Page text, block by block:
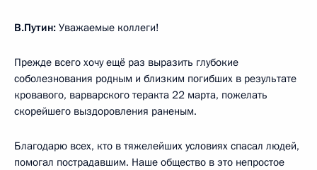
В.Путин: Уважаемые коллеги!
Прежде всего хочу ещё раз выразить глубокие
соболезнования родным и близким погибших в результате
кровавого, варварского теракта 22 марта, пожелать
скорейшего выздоровления раненым.
Благодарю всех, кто в тяжелейших условиях спасал людей,
помогал пострадавшим. Наше общество в это непростое